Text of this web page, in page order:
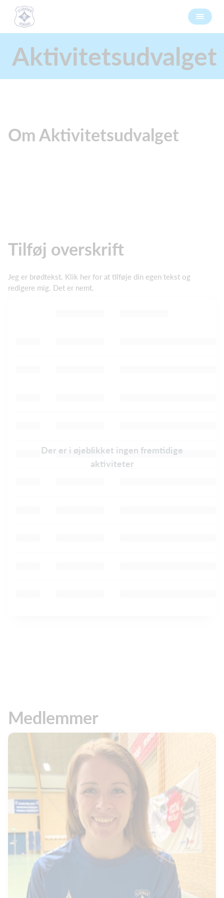
Aktivitetsudvalget
Om Aktivitetsudvalget
Tilføj overskrift
Jeg er brødtekst. Klik her for at tilføje din egen tekst og
redigere mig. Det er nemt.
Der er i øjeblikket ingen fremtidige
aktiviteter
Medlemmer